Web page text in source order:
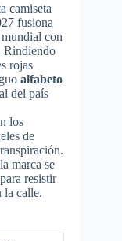
camiseta
fusiona
con
Rindiendo
rojas
alfabeto
del país
los
de
marca se
resistir
la calle.